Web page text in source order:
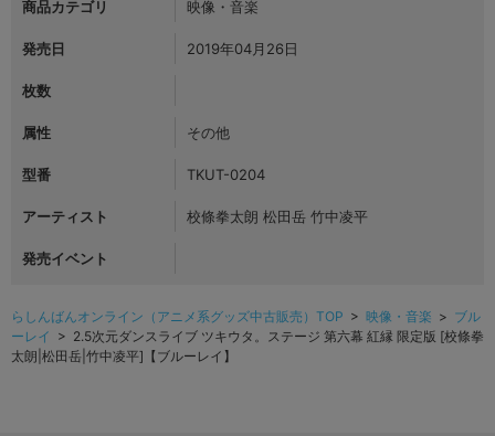
商品カテゴリ 映像・音楽
発売日 2019年04月26日
枚数
属性 その他
型番 TKUT-0204
アーティスト 校條拳太朗 松田岳 竹中凌平
発売イベント
らしんばんオンライン（アニメ系グッズ中古販売）TOP > 映像・音楽 > ブル
ーレイ > 2.5次元ダンスライブ ツキウタ。ステージ 第六幕 紅縁 限定版 [校條拳
太朗|松田岳|竹中凌平]【ブルーレイ】